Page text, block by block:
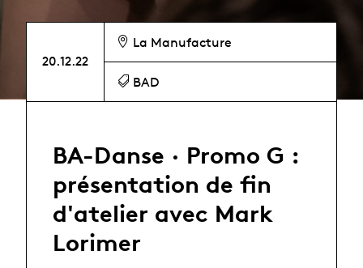
20.12.22
La Manufacture
BAD
BA-Danse · Promo G :
présentation de fin
d'atelier avec Mark
Lorimer